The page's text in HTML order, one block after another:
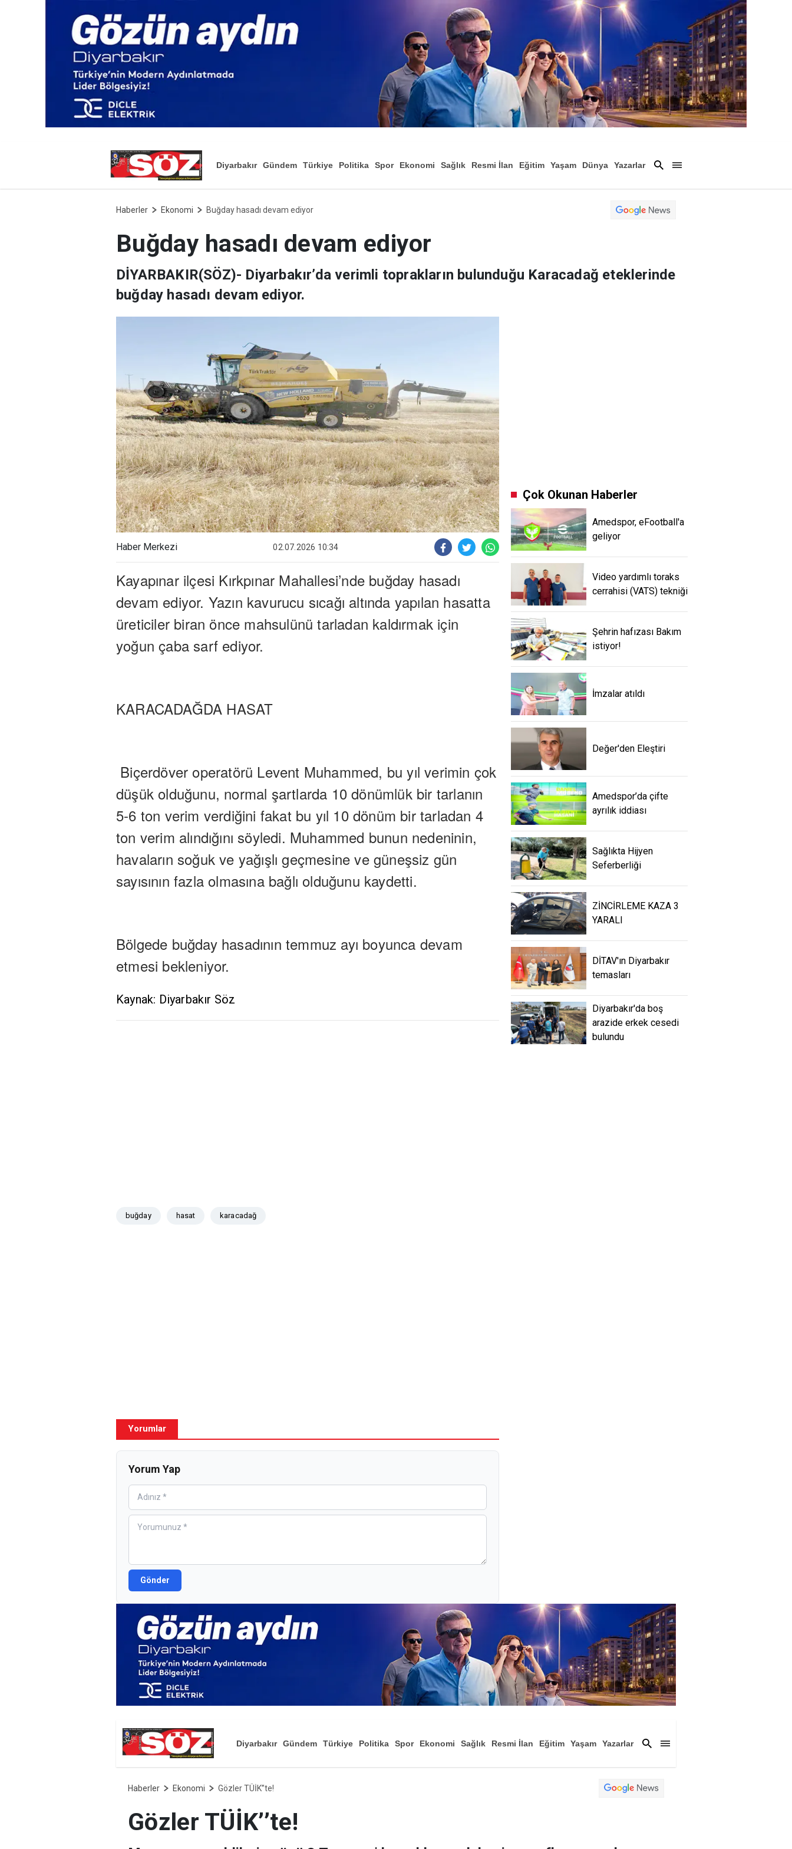
Diyarbakır Gündem Türkiye Politika Spor Ekonomi Sağlık Resmi İlan Eğitim Yaşam
Dünya
Yazarlar
Haberler Ekonomi Buğday hasadı devam ediyor
Buğday hasadı devam ediyor
DİYARBAKIR(SÖZ)- Diyarbakır’da verimli toprakların bulunduğu Karacadağ eteklerinde
buğday hasadı devam ediyor.
Haber Merkezi 02.07.2026 10:34
Kayapınar ilçesi Kırkpınar Mahallesi’nde buğday hasadı
devam ediyor. Yazın kavurucu sıcağı altında yapılan hasatta
üreticiler biran önce mahsulünü tarladan kaldırmak için
yoğun çaba sarf ediyor.
KARACADAĞDA HASAT
Biçerdöver operatörü Levent Muhammed, bu yıl verimin çok
düşük olduğunu, normal şartlarda 10 dönümlük bir tarlanın
5-6 ton verim verdiğini fakat bu yıl 10 dönüm bir tarladan 4
ton verim alındığını söyledi. Muhammed bunun nedeninin,
havaların soğuk ve yağışlı geçmesine ve güneşsiz gün
sayısının fazla olmasına bağlı olduğunu kaydetti.
Bölgede buğday hasadının temmuz ayı boyunca devam
etmesi bekleniyor.
Kaynak: Diyarbakır Söz
buğday hasat karacadağ
Yorumlar
Yorum Yap
Gönder
Çok Okunan Haberler
Amedspor, eFootball'a
geliyor
Video yardımlı toraks
cerrahisi (VATS) tekniği
Şehrin hafızası Bakım
istiyor!
İmzalar atıldı
Değer'den Eleştiri
Amedspor’da çifte
ayrılık iddiası
Sağlıkta Hijyen
Seferberliği
ZİNCİRLEME KAZA 3
YARALI
DİTAV'ın Diyarbakır
temasları
Diyarbakır'da boş
arazide erkek cesedi
bulundu
Diyarbakır Gündem Türkiye Politika Spor Ekonomi Sağlık Resmi İlan Eğitim
Yaşam
Yazarlar
Haberler Ekonomi Gözler TÜİK’’te!
Gözler TÜİK’’te!